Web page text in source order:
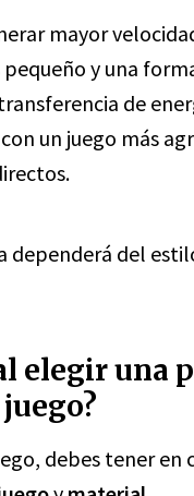
mayor
y una
de
un juego más
dependerá del
elegir una
debes tener en